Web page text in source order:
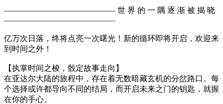
—————————————— 世 界 的 一 隅 逐 渐 被 揭 晓
——————————————
亿万次日落，终将点亮一次曙光！新的循环即将开启，欢迎来
到时间之外！
【执掌时间之梭，骰定故事走向】
在亚达尔大陆的旅程中，存在着无数暗藏玄机的分岔路口。每
个选择或许都导向不同的结局，而开启未来之门的钥匙，就握
在你的手心。